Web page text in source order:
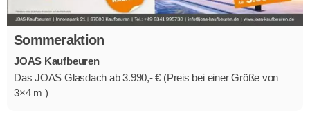
Sommeraktion
JOAS Kaufbeuren
Das JOAS Glasdach ab 3.990,- € (Preis bei einer Größe von
3×4 m )